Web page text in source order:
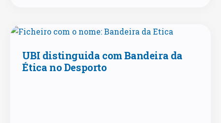
UBI distinguida com Bandeira da
Ética no Desporto